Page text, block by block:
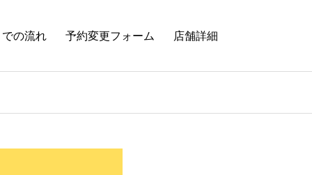
の流れ 予約変更フォーム 店舗詳細